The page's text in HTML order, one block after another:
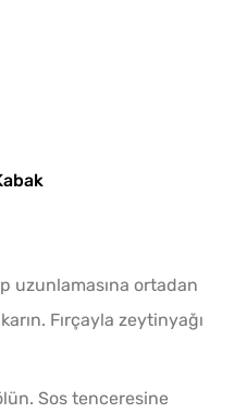
uzunlamasına ortadan
Fırçayla zeytinyağı
Sos tenceresine